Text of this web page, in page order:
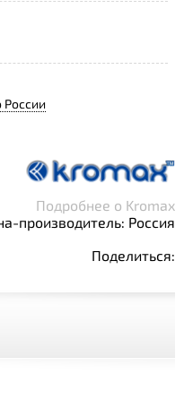
России
Подробнее о Kromax
производитель: Россия
Поделиться: